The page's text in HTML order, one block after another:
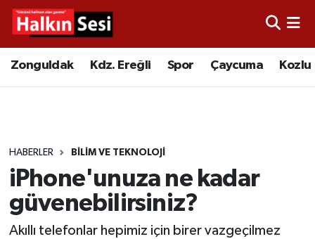
Zonguldak Kdz. Ereğli Spor Çaycuma Kozlu
HABERLER BİLİM VE TEKNOLOJİ
iPhone'unuza ne kadar
güvenebilirsiniz?
Akıllı telefonlar hepimiz için birer vazgeçilmez
Video
Çaycuma
Alaplı
Asayiş
Merkez Hava Durumu
Süper Lig Puan Durumu ve Fikstür
Tüm Manşetler
Son Dakika Haberleri